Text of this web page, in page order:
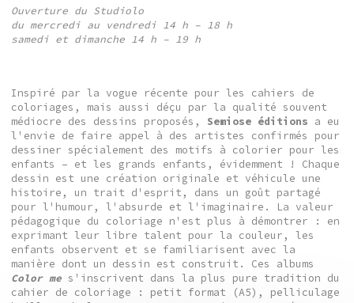
Ouverture du Studiolo
du mercredi au vendredi 14 h – 18 h
samedi et dimanche 14 h – 19 h
Inspiré par la vogue récente pour les cahiers de
coloriages, mais aussi déçu par la qualité souvent
médiocre des dessins proposés, Semiose éditions a eu
l'envie de faire appel à des artistes confirmés pour
dessiner spécialement des motifs à colorier pour les
enfants – et les grands enfants, évidemment ! Chaque
dessin est une création originale et véhicule une
histoire, un trait d'esprit, dans un goût partagé
pour l'humour, l'absurde et l'imaginaire. La valeur
pédagogique du coloriage n'est plus à démontrer : en
exprimant leur libre talent pour la couleur, les
enfants observent et se familiarisent avec la
manière dont un dessin est construit. Ces albums
Color me s'inscrivent dans la plus pure tradition du
cahier de coloriage : petit format (A5), pelliculage